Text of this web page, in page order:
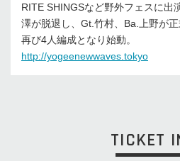
RITE SHINGSなど野外フェスに出
澤が脱退し、Gt.竹村、Ba.上野が
再び4人編成となり始動。
http://yogeenewwaves.tokyo
TICKET